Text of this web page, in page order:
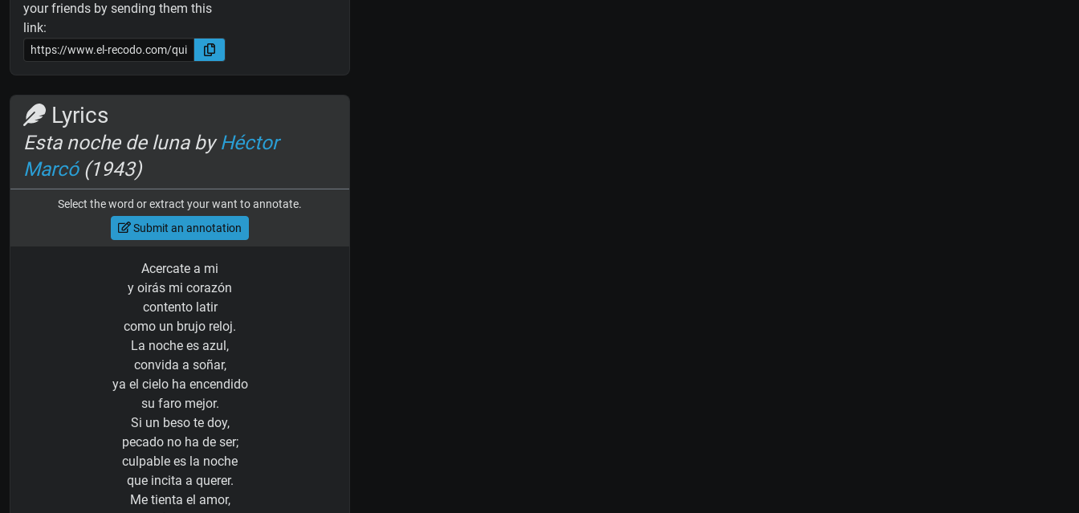
your friends by sending them this
link:
Lyrics
Esta noche de luna byHéctor
Marcó(1943)
Select the word or extract your want to annotate.
Submit an annotation
Acercate a mi
y oirás mi corazón
contento latir
como un brujo reloj.
La noche es azul,
convida a soñar,
ya el cielo ha encendido
su faro mejor.
Si un beso te doy,
pecado no ha de ser;
culpable es la noche
que incita a querer.
Me tienta el amor,